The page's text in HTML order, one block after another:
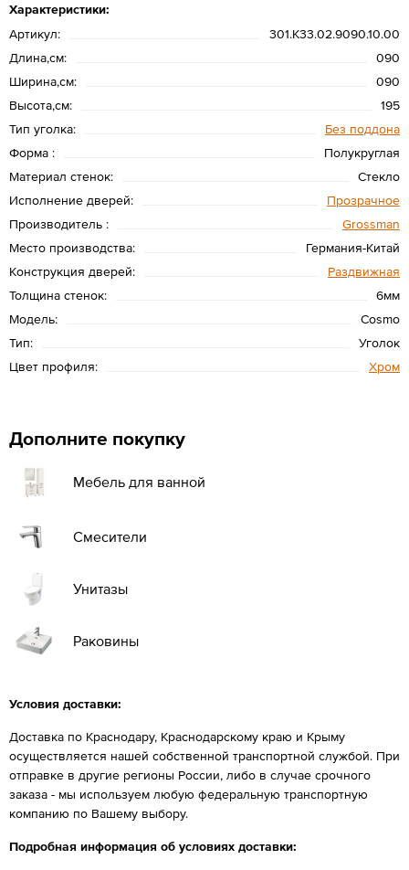
Характеристики:
Артикул:
301.K33.02.9090.10.00
Длина,см:
090
Ширина,см:
090
Высота,см:
195
Тип уголка:
Без поддона
Форма :
Полукруглая
Материал стенок:
Стекло
Исполнение дверей:
Прозрачное
Производитель :
Grossman
Место производства:
Германия-Китай
Конструкция дверей:
Раздвижная
Толщина стенок:
6мм
Модель:
Cosmo
Тип:
Уголок
Цвет профиля:
Хром
Дополните покупку
Мебель для ванной
Смесители
Унитазы
Раковины
Условия доставки:
Доставка по Краснодару, Краснодарскому краю и Крыму
осуществляется нашей собственной транспортной службой. При
отправке в другие регионы России, либо в случае срочного
заказа - мы используем любую федеральную транспортную
компанию по Вашему выбору.
Подробная информация об условиях доставки: